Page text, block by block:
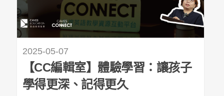
2025-05-07
【CC編輯室】體驗學習：讓孩子
學得更深、記得更久